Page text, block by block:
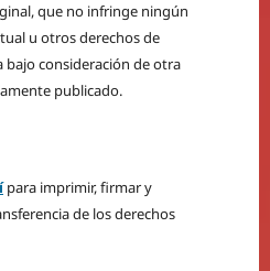
que no infringe ningún
u otros derechos de
bajo consideración de otra
publicado.
para imprimir, firmar y
de los derechos